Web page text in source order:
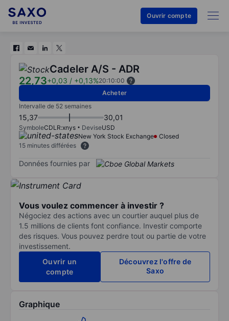
Ouvrir compte
Cadeler A/S - ADR
22,73+0,03 / +0,13%20:10:00
Acheter
Intervalle de 52 semaines
15,37 30,01
SymboleCDLR:xnys DeviseUSD
New York Stock Exchange
Closed
15 minutes différées
Données fournies par
Vous voulez commencer à investir ?
Négociez des actions avec un courtier auquel plus de
1.5 millions de clients font confiance. Investir comporte
des risques. Vous pouvez perdre tout ou partie de votre
investissement.
Ouvrir un
compte
Découvrez l'offre de
Saxo
Graphique